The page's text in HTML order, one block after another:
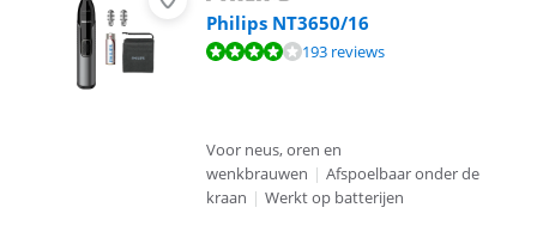
Philips NT3650/16
Beoordeling is 8,1 van de 10, gebaseerd op 193 reviews.
193 reviews
Voor neus, oren en
wenkbrauwen | Afspoelbaar onder de
kraan | Werkt op batterijen